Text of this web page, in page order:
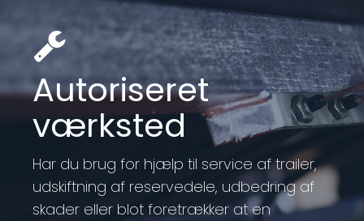
Autoriseret
værksted
Har du brug for hjælp til service af trailer,
udskiftning af reservedele, udbedring af
skader eller blot foretrækker at en